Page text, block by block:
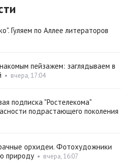
Гуляем по Аллее литераторов
пейзажем: заглядываем в
• вчера, 17:04
подписка "Ростелекома"
подрастающего поколения
орхидеи. Фотохудожники
природу • вчера, 16:07